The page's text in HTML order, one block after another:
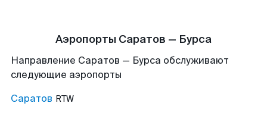
Аэропорты Саратов — Бурса
Направление Саратов — Бурса обслуживают
следующие аэропорты
Саратов RTW